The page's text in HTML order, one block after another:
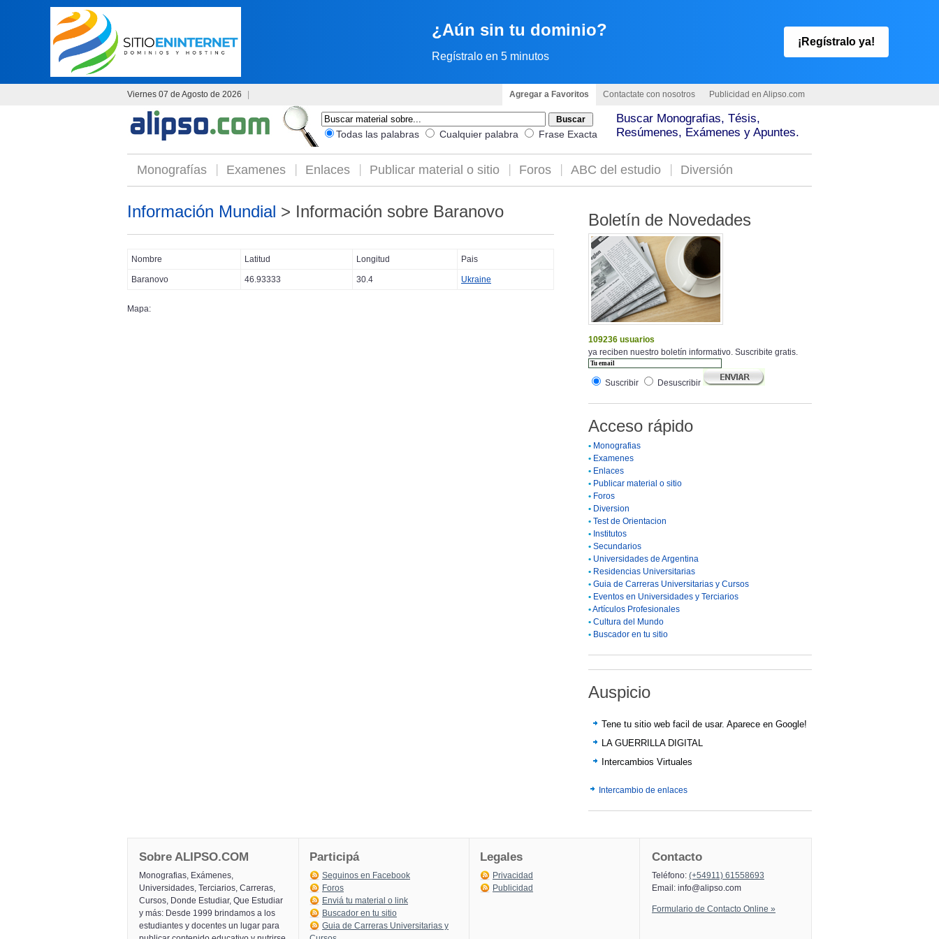
¿Aún sin tu dominio?
Regístralo en 5 minutos
¡Regístralo ya!
Viernes 07 de Agosto de 2026 Agregar a Favoritos Contactate con nosotros Publicidad en Alipso.com
Todas las palabras Cualquier palabra Frase Exacta
Buscar Monografias, Tésis,
Resúmenes, Exámenes y Apuntes.
Monografías Examenes Enlaces Publicar material o sitio Foros ABC del estudio Diversión
Información Mundial > Información sobre Baranovo
Nombre Latitud Longitud Pais
Baranovo 46.93333 30.4 Ukraine
Mapa:
Boletín de Novedades
109236 usuarios
ya reciben nuestro boletín informativo. Suscribite gratis.
Suscribir Desuscribir
Acceso rápido
• Monografias
• Examenes
• Enlaces
• Publicar material o sitio
• Foros
• Diversion
• Test de Orientacion
• Institutos
• Secundarios
• Universidades de Argentina
• Residencias Universitarias
• Guia de Carreras Universitarias y Cursos
• Eventos en Universidades y Terciarios
•Artículos Profesionales
• Cultura del Mundo
• Buscador en tu sitio
Auspicio
Tene tu sitio web facil de usar. Aparece en Google!
LA GUERRILLA DIGITAL
Intercambios Virtuales
Intercambio de enlaces
Sobre ALIPSO.COM
Monografias, Exámenes,
Universidades, Terciarios, Carreras,
Cursos, Donde Estudiar, Que Estudiar
y más: Desde 1999 brindamos a los
estudiantes y docentes un lugar para
Participá
Seguinos en Facebook
Foros
Enviá tu material o link
Buscador en tu sitio
Guia de Carreras Universitarias y
Legales
Privacidad
Publicidad
Contacto
Teléfono: (+54911) 61558693
Email: info@alipso.com
Formulario de Contacto Online »